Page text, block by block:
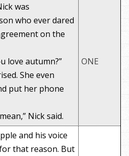
was
who ever dared
on the
love autumn?”
She even
put her phone
Nick said.
ONE
and his voice
that reason. But